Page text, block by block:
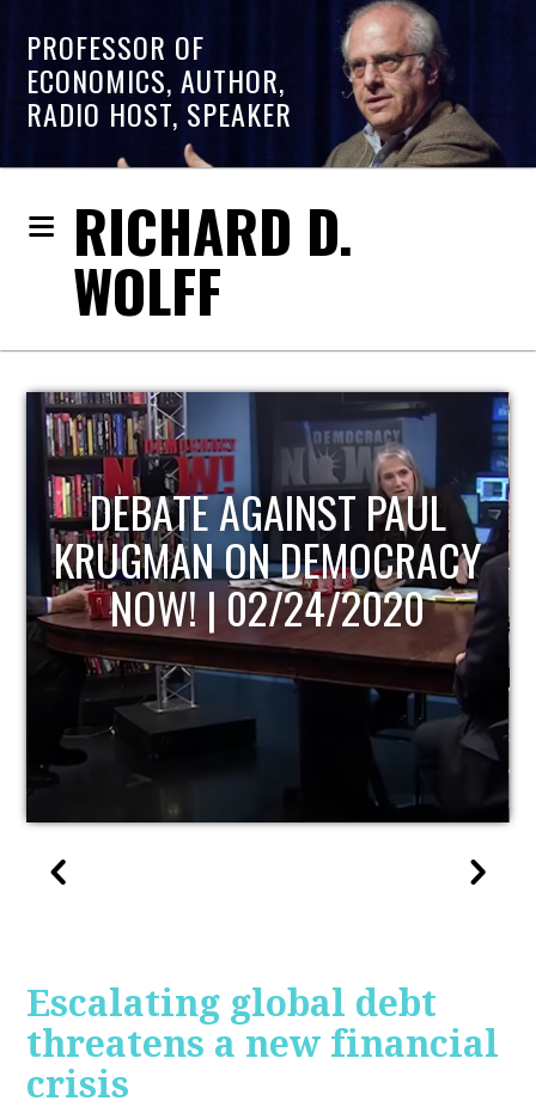
PROFESSOR OF
ECONOMICS, AUTHOR,
RADIO HOST, SPEAKER
RICHARD D.
WOLFF
HOST OF ECONOMIC
UPDATE
Escalating global debt
threatens a new financial
crisis